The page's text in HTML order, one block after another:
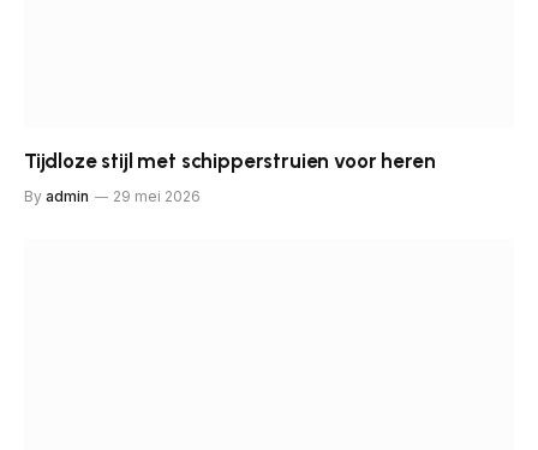
Tijdloze stijl met schipperstruien voor heren
By admin 29 mei 2026